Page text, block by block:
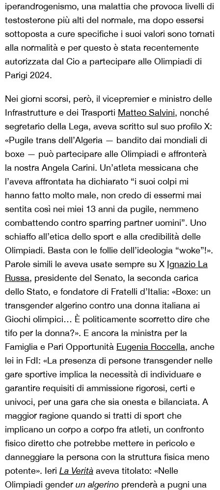
iperandrogenismo, una malattia che provoca livelli di
testosterone più alti del normale, ma dopo essersi
sottoposta a cure specifiche i suoi valori sono tornati
alla normalità e per questo è stata recentemente
autorizzata dal Cio a partecipare alle Olimpiadi di
Parigi 2024.
Nei giorni scorsi, però, il vicepremier e ministro delle
Infrastrutture e dei Trasporti Matteo Salvini, nonché
segretario della Lega, aveva scritto sul suo profilo X:
«Pugile trans dell’Algeria — bandito dai mondiali di
boxe — può partecipare alle Olimpiadi e affronterà
la nostra Angela Carini. Un’atleta messicana che
l’aveva affrontata ha dichiarato “i suoi colpi mi
hanno fatto molto male, non credo di essermi mai
sentita così nei miei 13 anni da pugile, nemmeno
combattendo contro sparring partner uomini”. Uno
schiaffo all’etica dello sport e alla credibilità delle
Olimpiadi. Basta con le follie dell’ideologia “woke”!».
Parole simili le aveva usate sempre su X Ignazio La
Russa, presidente del Senato, la seconda carica
dello Stato, e fondatore di Fratelli d’Italia: «Boxe: un
transgender algerino contro una donna italiana ai
Giochi olimpici… È politicamente scorretto dire che
tifo per la donna?». E ancora la ministra per la
Famiglia e Pari Opportunità Eugenia Roccella, anche
lei in FdI: «La presenza di persone transgender nelle
gare sportive implica la necessità di individuare e
garantire requisiti di ammissione rigorosi, certi e
univoci, per una gara che sia onesta e bilanciata. A
maggior ragione quando si tratti di sport che
implicano un corpo a corpo fra atleti, un confronto
fisico diretto che potrebbe mettere in pericolo e
danneggiare la persona con la struttura fisica meno
potente». Ieri La Verità aveva titolato: «Nelle
Olimpiadi gender un algerino prenderà a pugni una